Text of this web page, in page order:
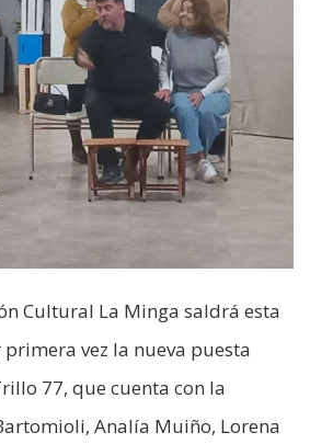
Cultural La Minga saldrá esta
primera vez la nueva puesta
77, que cuenta con la
Analía Muiño, Lorena